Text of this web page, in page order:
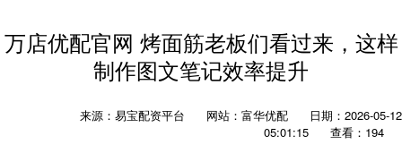
万店优配官网 烤面筋老板们看过来，这样
制作图文笔记效率提升
来源：易宝配资平台 网站：富华优配
日期：2026-05-12
05:01:15
查看：194